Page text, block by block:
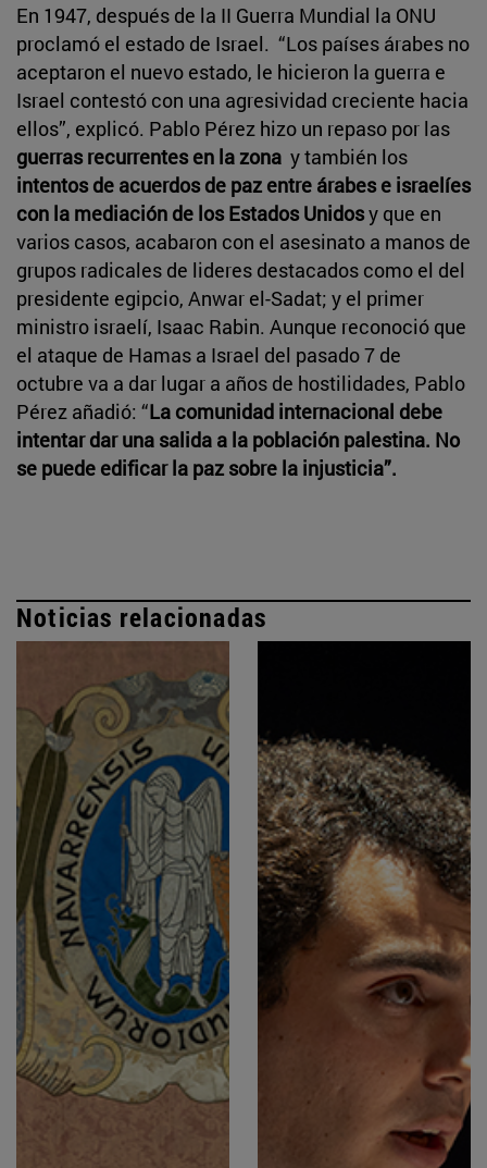
En 1947, después de la II Guerra Mundial la ONU
proclamó el estado de Israel. “Los países árabes no
aceptaron el nuevo estado, le hicieron la guerra e
Israel contestó con una agresividad creciente hacia
ellos”, explicó. Pablo Pérez hizo un repaso por las
guerras recurrentes en la zona y también los
intentos de acuerdos de paz entre árabes e israelíes
con la mediación de los Estados Unidosy que en
varios casos, acabaron con el asesinato a manos de
grupos radicales de lideres destacados como el del
presidente egipcio, Anwar el-Sadat; y el primer
ministro israelí, Isaac Rabin. Aunque reconoció que
el ataque de Hamas a Israel del pasado 7 de
octubre va a dar lugar a años de hostilidades, Pablo
Pérez añadió: “La comunidad internacional debe
intentar dar una salida a la población palestina. No
se puede edificar la paz sobre la injusticia”.
Noticias relacionadas